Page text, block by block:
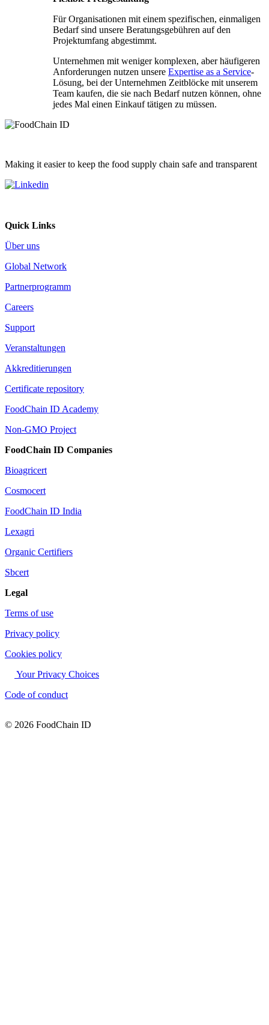
Für Organisationen mit einem spezifischen, einmaligen
Bedarf sind unsere Beratungsgebühren auf den
Projektumfang abgestimmt.
Unternehmen mit weniger komplexen, aber häufigeren
Anforderungen nutzen unsere Expertise as a Service-
Lösung, bei der Unternehmen Zeitblöcke mit unserem
Team kaufen, die sie nach Bedarf nutzen können, ohne
jedes Mal einen Einkauf tätigen zu müssen.
Making it easier to keep the food supply chain safe and transparent
Quick Links
Über uns
Global Network
Partnerprogramm
Careers
Support
Veranstaltungen
Akkreditierungen
Certificate repository
FoodChain ID Academy
Non-GMO Project
FoodChain ID Companies
Bioagricert
Cosmocert
FoodChain ID India
Lexagri
Organic Certifiers
Sbcert
Legal
Terms of use
Privacy policy
Cookies policy
Your Privacy Choices
Code of conduct
© 2026 FoodChain ID